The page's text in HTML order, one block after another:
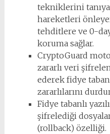
tekniklerini
hareketleri
tehditlere ve 0-
koruma sağlar.
CryptoGuard
zararlı veri
ederek fidye
zararlılarını
Fidye tabanlı
şifrelediği
(rollback) özelliği.